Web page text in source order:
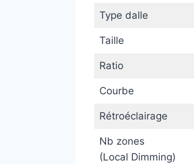
Type dalle
Taille
Ratio
Courbe
Rétroéclairage
Nb zones
(Local Dimming)